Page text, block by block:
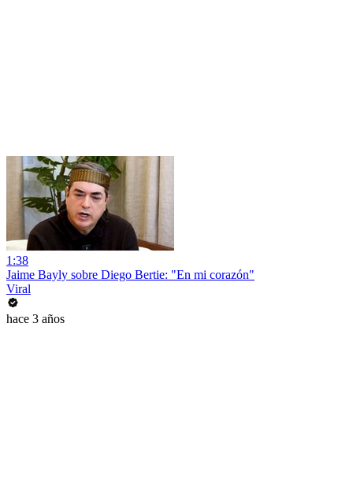
1:38
Jaime Bayly sobre Diego Bertie: "En mi corazón"
Viral
hace 3 años